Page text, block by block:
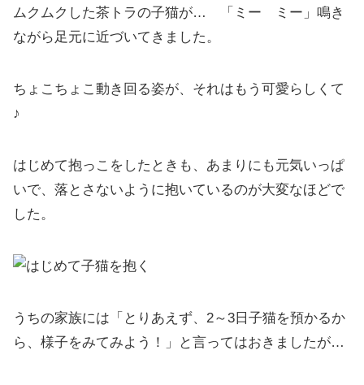
ムクムクした茶トラの子猫が… 「ミー ミー」鳴き
ながら足元に近づいてきました。
ちょこちょこ動き回る姿が、それはもう可愛らしくて
♪
はじめて抱っこをしたときも、あまりにも元気いっぱ
いで、落とさないように抱いているのが大変なほどで
した。
うちの家族には「とりあえず、2～3日子猫を預かるか
ら、様子をみてみよう！」と言ってはおきましたが…